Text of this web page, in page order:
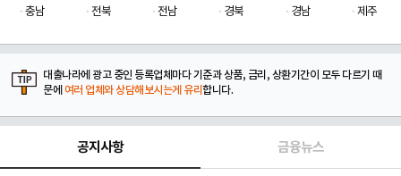
충남
전북 전남 경북 경남 제주
대출나라에 광고 중인 등록업체마다 기준과 상품, 금리, 상환기간이 모두 다르기 때
문에 여러 업체와 상담해보시는게 유리합니다.
공지사항 금융뉴스